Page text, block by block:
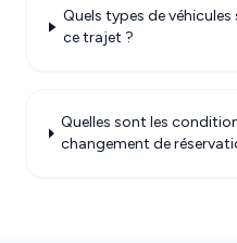
Quels types de
ce trajet ?
Quelles sont les
changement de